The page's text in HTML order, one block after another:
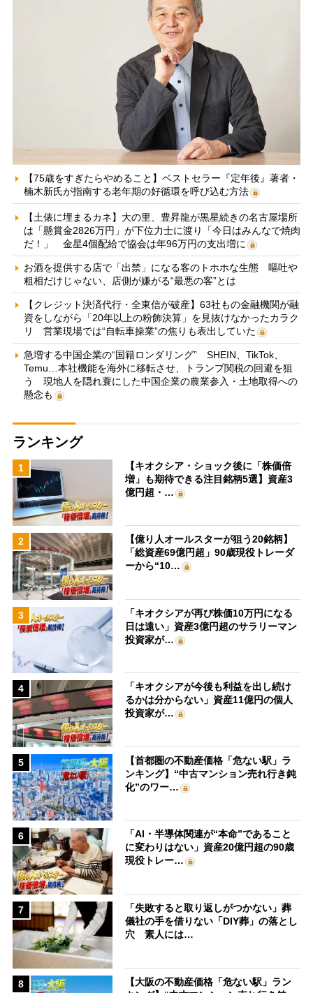
【75歳をすぎたらやめること】ベストセラー『定年後』著者・
楠木新氏が指南する老年期の好循環を呼び込む方法
【土俵に埋まるカネ】大の里、豊昇龍が黒星続きの名古屋場所
は「懸賞金2826万円」が下位力士に渡り「今日はみんなで焼肉
だ！」 金星4個配給で協会は年96万円の支出増に
お酒を提供する店で「出禁」になる客のトホホな生態 嘔吐や
粗相だけじゃない、店側が嫌がる“最悪の客”とは
【クレジット決済代行・全東信が破産】63社もの金融機関が融
資をしながら「20年以上の粉飾決算」を見抜けなかったカラク
リ 営業現場では“自転車操業”の焦りも表出していた
急増する中国企業の“国籍ロンダリング” SHEIN、TikTok、
Temu…本社機能を海外に移転させ、トランプ関税の回避を狙
う 現地人を隠れ蓑にした中国企業の農業参入・土地取得への
懸念も
ランキング
1
【キオクシア・ショック後に「株価倍
増」も期待できる注目銘柄5選】資産3
億円超・…
2
【億り人オールスターが狙う20銘柄】
「総資産69億円超」90歳現役トレーダ
ーから“10…
3
「キオクシアが再び株価10万円になる
日は遠い」資産3億円超のサラリーマン
投資家が…
4
「キオクシアが今後も利益を出し続け
るかは分からない」資産11億円の個人
投資家が…
5
【首都圏の不動産価格「危ない駅」ラ
ンキング】“中古マンション売れ行き鈍
化”のワー…
6
「AI・半導体関連が“本命”であること
に変わりはない」資産20億円超の90歳
現役トレー…
7
「失敗すると取り返しがつかない」葬
儀社の手を借りない「DIY葬」の落とし
穴 素人には…
8
【大阪の不動産価格「危ない駅」ラン